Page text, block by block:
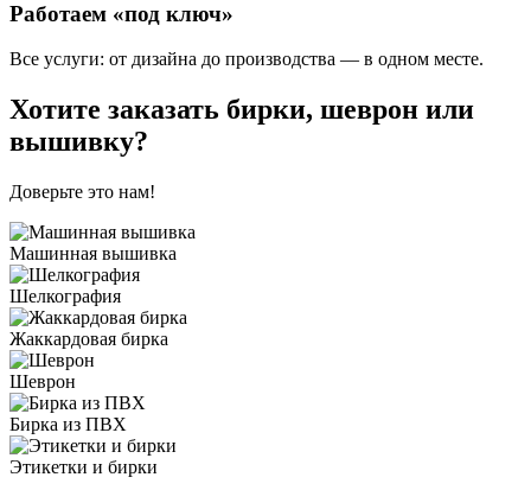
Работаем «под ключ»
Все услуги: от дизайна до производства — в одном месте.
Хотите заказать бирки, шеврон или
вышивку?
Доверьте это нам!
Машинная вышивка
Шелкография
Жаккардовая бирка
Шеврон
Бирка из ПВХ
Этикетки и бирки